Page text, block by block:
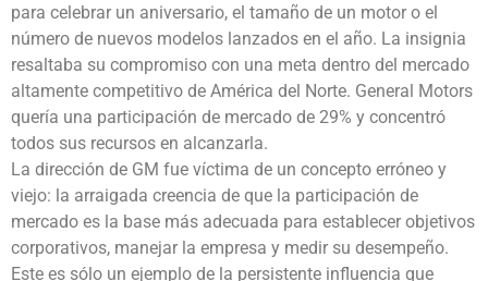
para celebrar un aniversario, el tamaño de un motor o el
número de nuevos modelos lanzados en el año. La insignia
resaltaba su compromiso con una meta dentro del mercado
altamente competitivo de América del Norte. General Motors
quería una participación de mercado de 29% y concentró
todos sus recursos en alcanzarla.
La dirección de GM fue víctima de un concepto erróneo y
viejo: la arraigada creencia de que la participación de
mercado es la base más adecuada para establecer objetivos
corporativos, manejar la empresa y medir su desempeño.
Este es sólo un ejemplo de la persistente influencia que